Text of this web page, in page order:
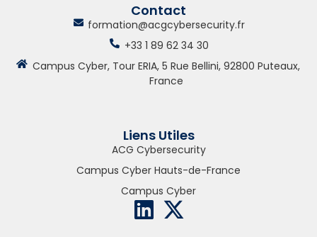
Liens Utiles
ACG Cybersecurity
Campus Cyber Hauts-de-France
Campus Cyber
Contact
formation@acgcybersecurity.fr
+33 1 89 62 34 30
Campus Cyber, Tour ERIA, 5 Rue Bellini, 92800 Puteaux,
France